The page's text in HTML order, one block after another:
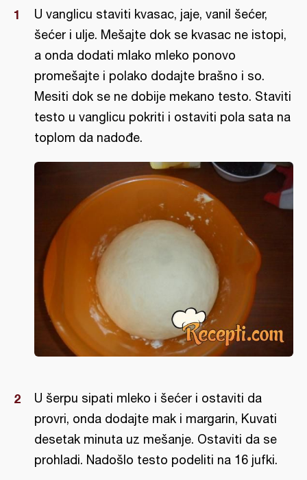
U vanglicu staviti kvasac, jaje, vanil šećer,
šećer i ulje. Mešajte dok se kvasac ne istopi,
a onda dodati mlako mleko ponovo
promešajte i polako dodajte brašno i so.
Mesiti dok se ne dobije mekano testo. Staviti
testo u vanglicu pokriti i ostaviti pola sata na
toplom da nadođe.
U šerpu sipati mleko i šećer i ostaviti da
provri, onda dodajte mak i margarin, Kuvati
desetak minuta uz mešanje. Ostaviti da se
prohladi. Nadošlo testo podeliti na 16 jufki.